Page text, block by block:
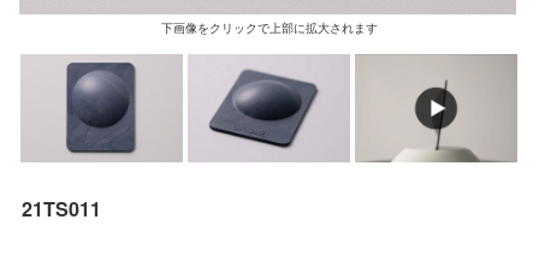
下画像をクリックで上部に拡大されます
21TS011